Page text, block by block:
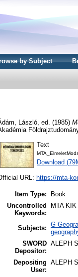
by Subject
László , ed. (1985)
Text
Download
URL: https://mta-
Item Type:
Book
Uncontrolled
Keywords:
MTA
Subjects: G
SWORD
Depositor:
ALEPH
Depositing
User:
ALEPH